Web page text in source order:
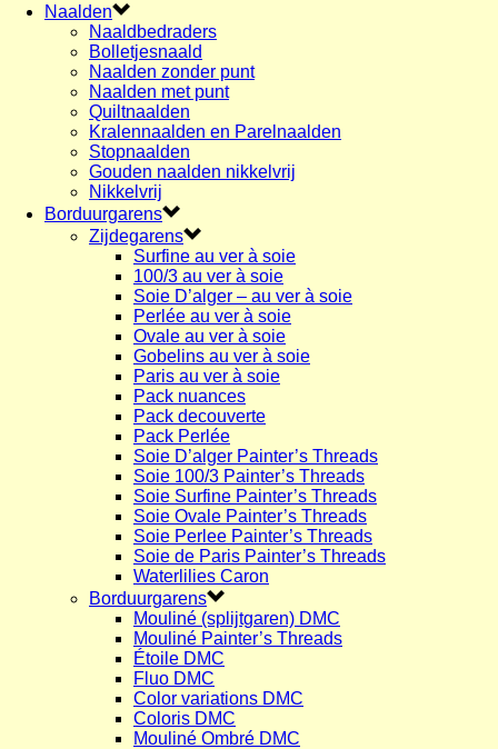
Naalden
Naaldbedraders
Bolletjesnaald
Naalden zonder punt
Naalden met punt
Quiltnaalden
Kralennaalden en Parelnaalden
Stopnaalden
Gouden naalden nikkelvrij
Nikkelvrij
Borduurgarens
Zijdegarens
Surfine au ver à soie
100/3 au ver à soie
Soie D’alger – au ver à soie
Perlée au ver à soie
Ovale au ver à soie
Gobelins au ver à soie
Paris au ver à soie
Pack nuances
Pack decouverte
Pack Perlée
Soie D’alger Painter’s Threads
Soie 100/3 Painter’s Threads
Soie Surfine Painter’s Threads
Soie Ovale Painter’s Threads
Soie Perlee Painter’s Threads
Soie de Paris Painter’s Threads
Waterlilies Caron
Borduurgarens
Mouliné (splijtgaren) DMC
Mouliné Painter’s Threads
Étoile DMC
Fluo DMC
Color variations DMC
Coloris DMC
Mouliné Ombré DMC